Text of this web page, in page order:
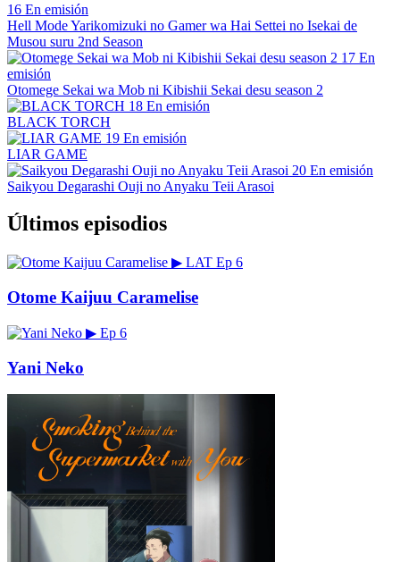
16 En emisión
Hell Mode Yarikomizuki no Gamer wa Hai Settei no Isekai de
Musou suru 2nd Season
17 En
emisión
Otomege Sekai wa Mob ni Kibishii Sekai desu season 2
18 En emisión
BLACK TORCH
19 En emisión
LIAR GAME
20 En emisión
Saikyou Degarashi Ouji no Anyaku Teii Arasoi
Últimos episodios
▶ LAT Ep 6
Otome Kaijuu Caramelise
▶ Ep 6
Yani Neko